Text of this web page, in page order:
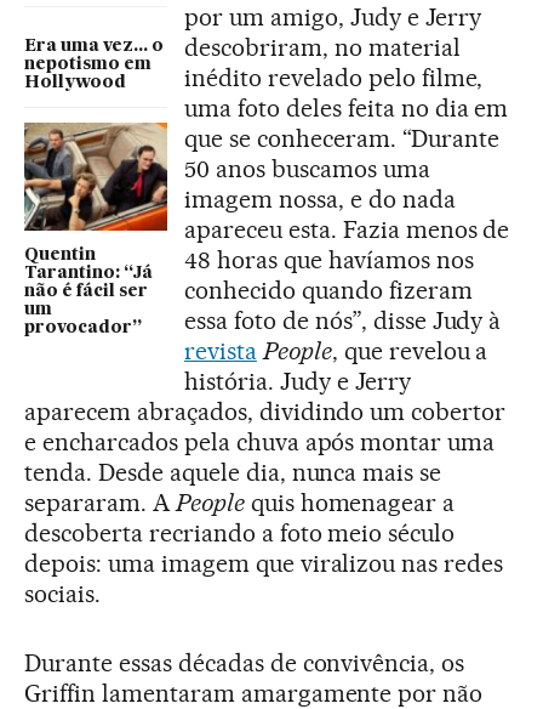
Era uma vez... o
nepotismo em
Hollywood
Quentin
Tarantino: “Já
não é fácil ser
um
provocador”
por um amigo, Judy e Jerry
descobriram, no material
inédito revelado pelo filme,
uma foto deles feita no dia em
que se conheceram. “Durante
50 anos buscamos uma
imagem nossa, e do nada
apareceu esta. Fazia menos de
48 horas que havíamos nos
conhecido quando fizeram
essa foto de nós”, disse Judy à
revista People, que revelou a
história. Judy e Jerry
aparecem abraçados, dividindo um cobertor
e encharcados pela chuva após montar uma
tenda. Desde aquele dia, nunca mais se
separaram. A Peoplequis homenagear a
descoberta recriando a foto meio século
depois: uma imagem que viralizou nas redes
sociais.
Durante essas décadas de convivência, os
Griffin lamentaram amargamente por não